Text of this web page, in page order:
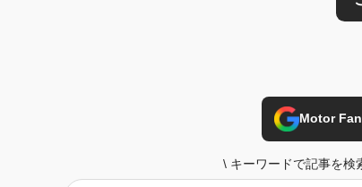
Motor
\ キーワードで記事を検